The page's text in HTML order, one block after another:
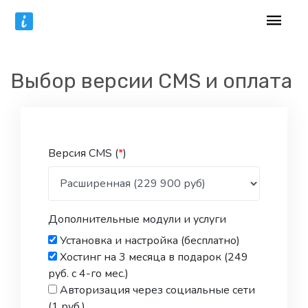
Выбор версии CMS и оплата
Версия CMS (*)
Дополнительные модули и услуги
Установка и настройка (бесплатно)
Хостинг на 3 месяца в подарок (249
руб. с 4-го мес.)
Авторизация через социальные сети